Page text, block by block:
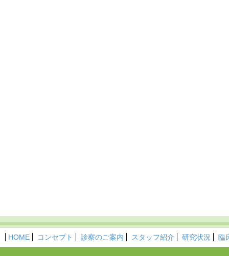
HOME コンセプト 診察のご案内 スタッフ紹介 研究状況 臨